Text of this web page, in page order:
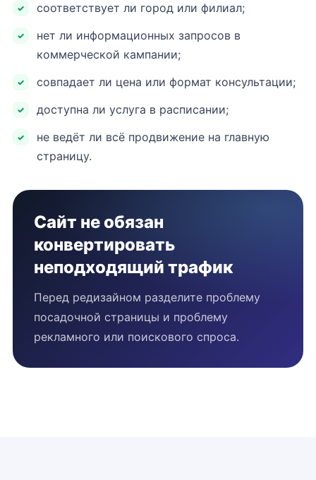
соответствует ли город или филиал;
нет ли информационных запросов в
коммерческой кампании;
совпадает ли цена или формат консультации;
доступна ли услуга в расписании;
не ведёт ли всё продвижение на главную
страницу.
Сайт не обязан
конвертировать
неподходящий трафик
Перед редизайном разделите проблему
посадочной страницы и проблему
рекламного или поискового спроса.